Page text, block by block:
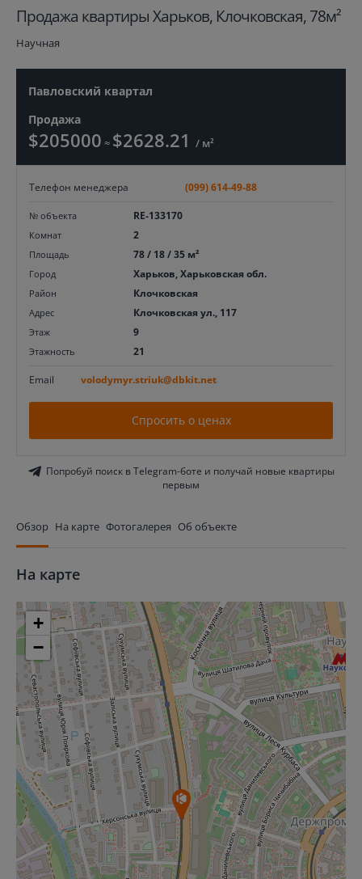
Продажа квартиры Харьков, Клочковская, 78м²
Научная
Павловский квартал
Продажа
$205000 ≈ $2628.21 / м²
Телефон менеджера (099) 614-49-88
№ объекта RE-133170
Комнат 2
Площадь 78 / 18 / 35 м²
Город Харьков, Харьковская обл.
Район Клочковская
Адрес Клочковская ул., 117
Этаж 9
Этажность 21
Email volodymyr.striuk@dbkit.net
Спросить о ценах
Попробуй поиск в Telegram-боте и получай новые квартиры
первым
Обзор На карте Фотогалерея Об объекте
На карте
+
−